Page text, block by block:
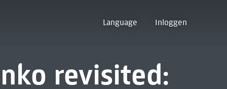
Language Inloggen
revisited: